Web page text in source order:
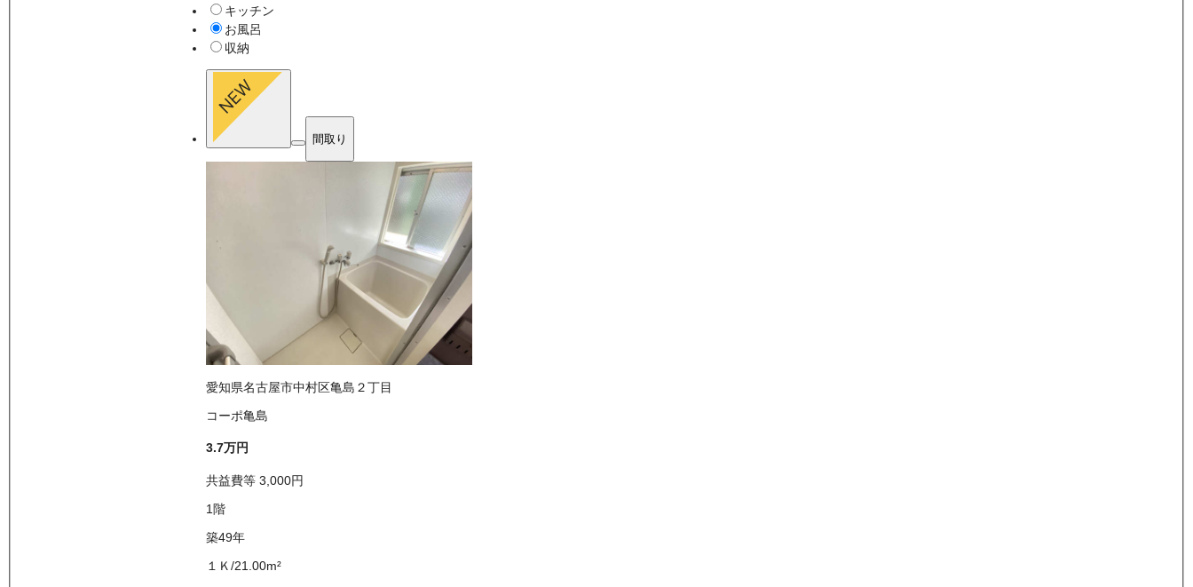
キッチン
お風呂
収納
間取り
愛知県名古屋市中村区亀島２丁目
コーポ亀島
3.7万円
共益費等 3,000円
1 階
築49年
１Ｋ /21.00m²